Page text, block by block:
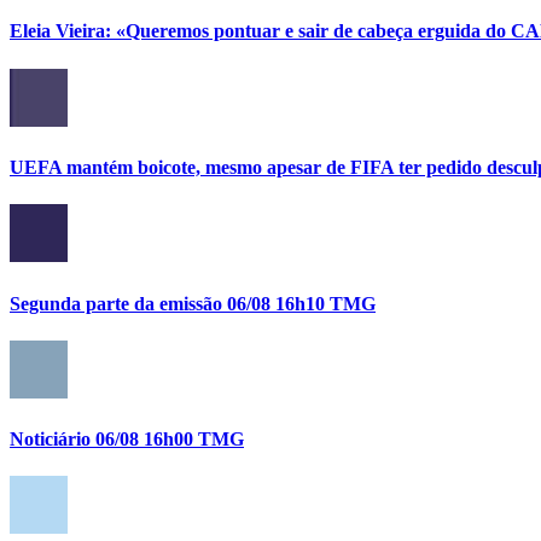
Eleia Vieira: «Queremos pontuar e sair de cabeça erguida do
UEFA mantém boicote, mesmo apesar de FIFA ter pedido
Segunda parte da emissão 06/08 16h10 TMG
Noticiário 06/08 16h00 TMG